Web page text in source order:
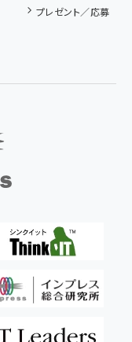
プレゼント／応募